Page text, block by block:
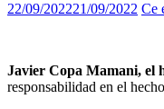
22/09/202221/09/2022 Ce
Javier Copa Mamani, el
responsabilidad en el